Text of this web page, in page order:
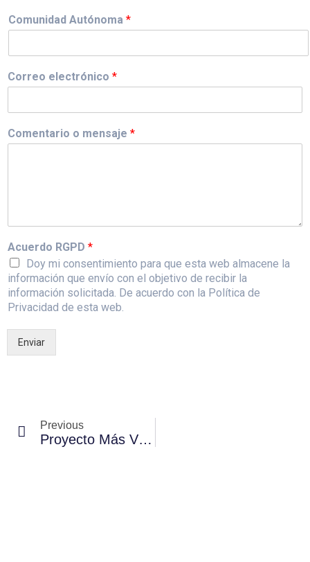
Comunidad Autónoma *
Correo electrónico *
Comentario o mensaje *
Acuerdo RGPD *
Doy mi consentimiento para que esta web almacene la
información que envío con el objetivo de recibir la
información solicitada. De acuerdo con la Política de
Privacidad de esta web.
Enviar
Previous
Proyecto Más Vida Y BUSF Forman En RCP Y Desfibrilador A Jóvenes En Riesgo De Exclusión Social